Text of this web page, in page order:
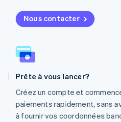
Nous contacter
Prête à vous lancer?
Créez un compte et
paiements rapidement, sans
à fournir vos coordonnées
Mexique
EspañolEnglish
Norvège
Nouvelle-Zélande
English
Nederlands English
Portugal
Português English